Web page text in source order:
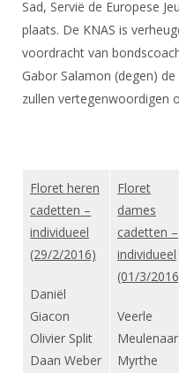
Maandelijks archief
Evenement
Website
Historie
Ledencijfers
Ereleden
Leden van Verdiensten
Bondsbureau
Contact
Veteranen
Wedstrijdsport
Reglementen
Materiaal
Schermpaspoort
Rolstoelschermen
Wedstrijdkalender
KNAS Keurmerk
Oranje
DBT
Talentontwikkeling
Internationale
Internationale aanmeldingen
Spreekbeurtpakket
Ouders en vereniging
Jeugdkampen
Nieuws
Nationale opleidingen
Internationale opleidingen
Opleidingen
Leraar
Schermforum
Nieuws
Zoek Vereniging
Contact
Sad, Servië de Europese
plaats. De KNAS is
voordracht van
Gabor Salamon (degen)
zullen vertegenwoordigen
Floret heren
cadetten –
individueel
(29/2/2016)
Daniël
Giacon
Olivier Split
Daan Weber
Floret
dames
cadetten –
individueel
(01/3/
Veerle
Meulenaar
Myrthe